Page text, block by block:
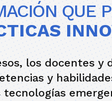
QUE
los docentes
y